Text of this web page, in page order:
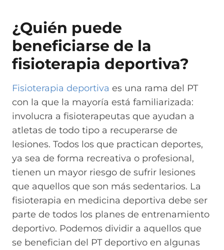
¿Quién puede
beneficiarse de la
fisioterapia deportiva?
Fisioterapia deportiva es una rama del PT
con la que la mayoría está familiarizada:
involucra a fisioterapeutas que ayudan a
atletas de todo tipo a recuperarse de
lesiones. Todos los que practican deportes,
ya sea de forma recreativa o profesional,
tienen un mayor riesgo de sufrir lesiones
que aquellos que son más sedentarios. La
fisioterapia en medicina deportiva debe ser
parte de todos los planes de entrenamiento
deportivo. Podemos dividir a aquellos que
se benefician del PT deportivo en algunas